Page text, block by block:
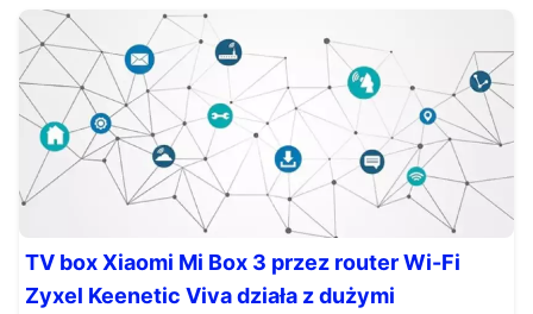
TV box Xiaomi Mi Box 3 przez router Wi-Fi
Zyxel Keenetic Viva działa z dużymi